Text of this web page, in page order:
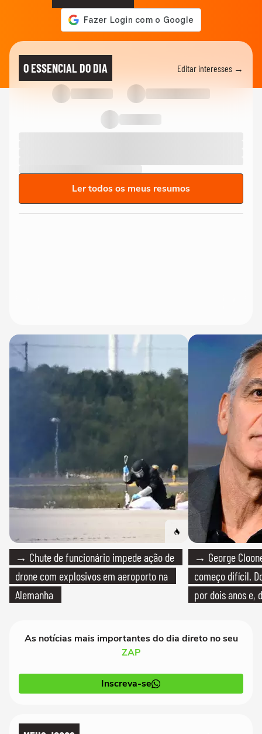
O ESSENCIAL DO DIA Editar interesses →
Ler todos os meus resumos
→ Chute de funcionário impede ação de
drone com explosivos em aeroporto na
Alemanha
→ George
começo difícil.
por dois anos e,
As notícias mais importantes do dia direto no seu
ZAP
Inscreva-se